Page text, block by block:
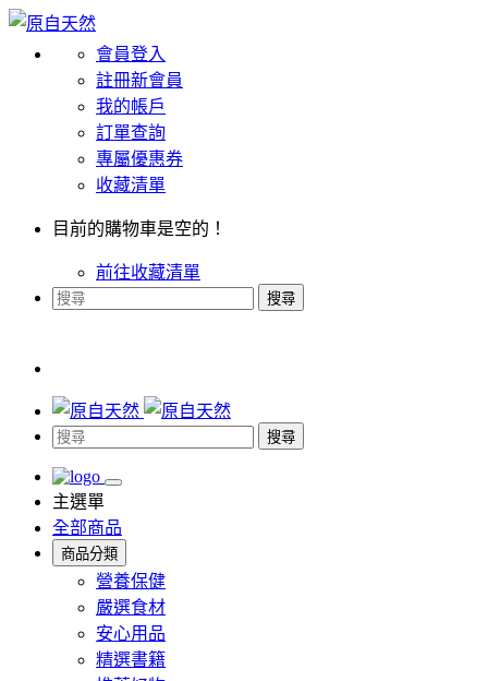
會員登入
註冊新會員
我的帳戶
訂單查詢
專屬優惠券
收藏清單
目前的購物車是空的！
前往收藏清單
搜尋
搜尋
主選單
全部商品
商品分類
營養保健
嚴選食材
安心用品
精選書籍